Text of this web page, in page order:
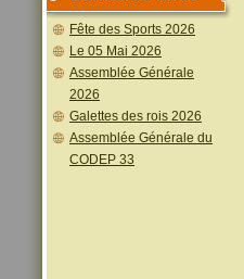
Fête des Sports 2026
Le 05 Mai 2026
Assemblée Générale
2026
Galettes des rois 2026
Assemblée Générale du
CODEP 33